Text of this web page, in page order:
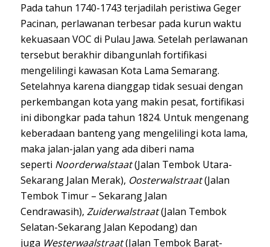
Pada tahun 1740-1743 terjadilah peristiwa Geger
Pacinan, perlawanan terbesar pada kurun waktu
kekuasaan VOC di Pulau Jawa. Setelah perlawanan
tersebut berakhir dibangunlah fortifikasi
mengelilingi kawasan Kota Lama Semarang.
Setelahnya karena dianggap tidak sesuai dengan
perkembangan kota yang makin pesat, fortifikasi
ini dibongkar pada tahun 1824. Untuk mengenang
keberadaan banteng yang mengelilingi kota lama,
maka jalan-jalan yang ada diberi nama
seperti Noorderwalstaat(Jalan Tembok Utara-
Sekarang Jalan Merak), Oosterwalstraat(Jalan
Tembok Timur – Sekarang Jalan
Cendrawasih), Zuiderwalstraat(Jalan Tembok
Selatan-Sekarang Jalan Kepodang) dan
juga Westerwaalstraat(Jalan Tembok Barat-